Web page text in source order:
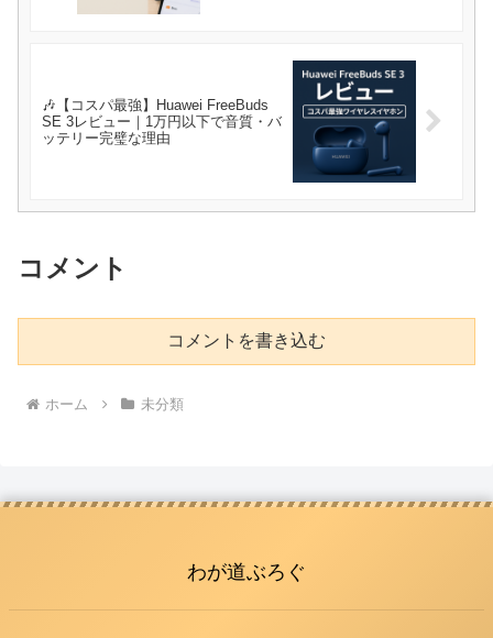
🎶【コスパ最強】Huawei FreeBuds
SE 3レビュー｜1万円以下で音質・バ
ッテリー完璧な理由
コメント
コメントを書き込む
ホーム 未分類
わが道ぶろぐ